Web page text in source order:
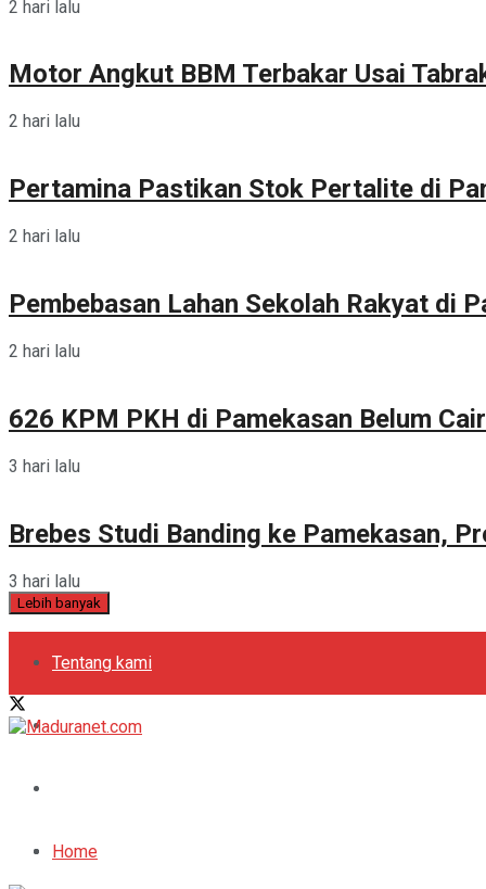
2 hari lalu
Motor Angkut BBM Terbakar Usai
2 hari lalu
Pertamina Pastikan Stok Pertalite di
2 hari lalu
Pembebasan Lahan Sekolah Rakyat di
2 hari lalu
626 KPM PKH di Pamekasan Belum
3 hari lalu
Brebes Studi Banding ke Pamekasan,
3 hari lalu
Lebih banyak
Tentang kami
Kebijakan Privasi
Periklanan
Home